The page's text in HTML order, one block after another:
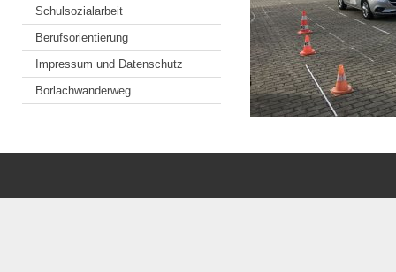
Schulsozialarbeit
Berufsorientierung
Impressum und Datenschutz
Borlachwanderweg